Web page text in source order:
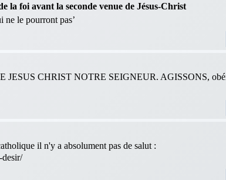
la foi avant la seconde venue de Jésus-Christ
ne le pourront pas’
CHRIST NOTRE SEIGNEUR. AGISSONS,
il n'y a absolument pas de salut :
desir/